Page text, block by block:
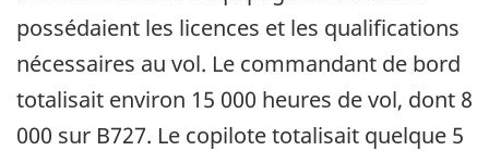
possédaient les licences et les qualifications
nécessaires au vol. Le commandant de bord
totalisait environ 15 000 heures de vol, dont 8
000 sur B727. Le copilote totalisait quelque 5